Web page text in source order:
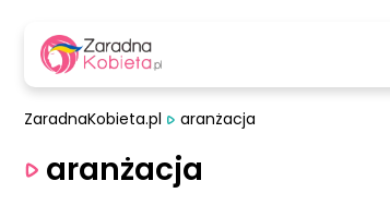
ZaradnaKobieta.pl aranżacja
aranżacja